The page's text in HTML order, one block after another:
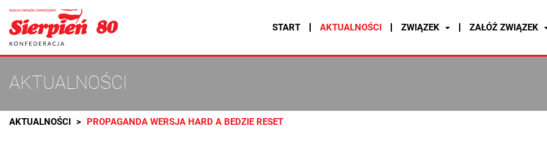
START AKTUALNOŚCI ZWIĄZEK ZAŁÓŻ ZWIĄZEK
AKTUALNOŚCI
AKTUALNOŚCI PROPAGANDA WERSJA HARD A BEDZIE RESET